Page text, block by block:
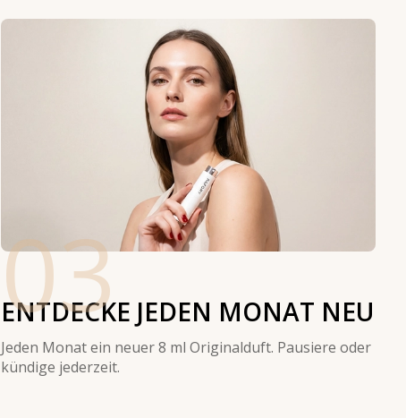
03
ENTDECKE JEDEN MONAT NEU
Jeden Monat ein neuer 8 ml Originalduft. Pausiere oder
kündige jederzeit.